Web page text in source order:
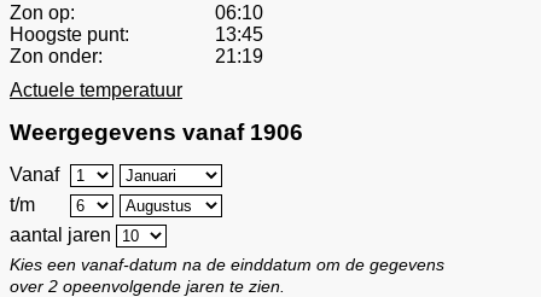
Zon op:
06:10
Hoogste punt:
13:45
Zon onder:
21:19
Actuele temperatuur
Weergegevens vanaf 1906
Vanaf
t/m
aantal jaren
Kies een vanaf-datum na de einddatum om de gegevens
over 2 opeenvolgende jaren te zien.